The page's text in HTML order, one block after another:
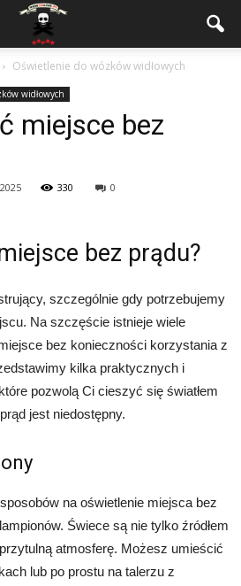
Oświetlenie do wózków widłowych
widłowych
miejsce bez
330 0
bez prądu?
szczególnie gdy potrzebujemy
Na szczęście istnieje wiele
bez konieczności korzystania z
kilka praktycznych i
pozwolą Ci cieszyć się światłem
jest niedostępny.
na oświetlenie miejsca bez
Świece są nie tylko źródłem
atmosferę. Możesz umieścić
lub po prostu na talerzu z